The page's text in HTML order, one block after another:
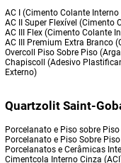
AC I (Cimento Colante Interno
AC II Super Flexível (Cimento
AC III Flex (Cimento Colante
AC III Premium Extra Branco
Overcoll Piso Sobre Piso
Chapiscoll (Adesivo
Externo)
Quartzolit Saint-
Porcelanato e Piso sobre
Porcelanato e Piso Sobre
Porcelanatos e Cerâmicas
Cimentcola Interno Cinza